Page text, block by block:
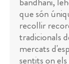
que són
recollir
tradicionals
mercats
sentits on